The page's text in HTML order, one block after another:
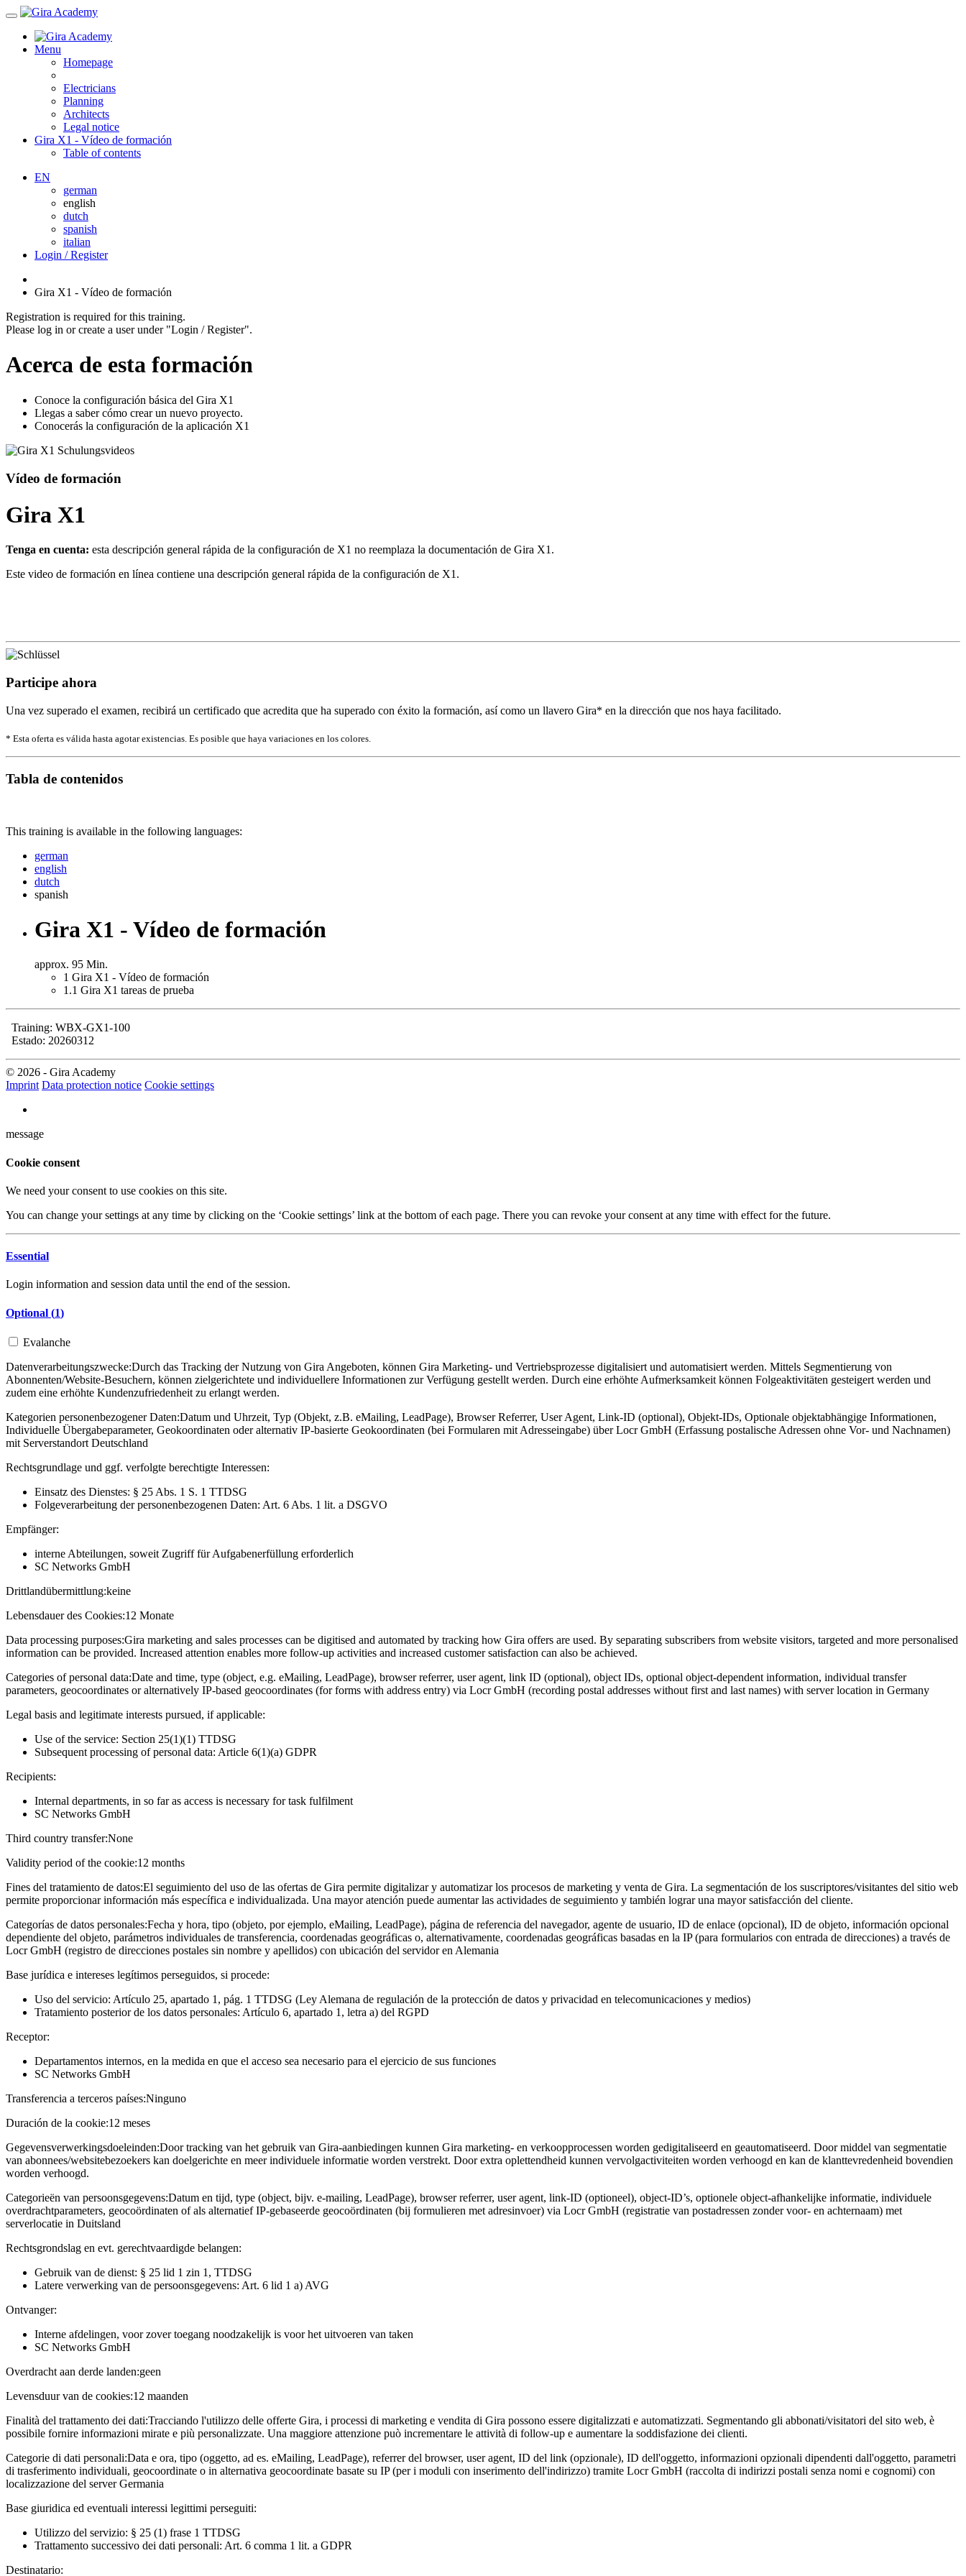
Menu
Homepage
Electricians
Planning
Architects
Legal notice
Gira X1 - Vídeo de formación
Table of contents
EN
german
english
dutch
spanish
italian
Login / Register
Gira X1 - Vídeo de formación
Registration is required for this training.
Please log in or create a user under "Login / Register".
Acerca de esta formación
Conoce la configuración básica del Gira X1
Llegas a saber cómo crear un nuevo proyecto.
Conocerás la configuración de la aplicación X1
Vídeo de formación
Gira X1
Tenga en cuenta: esta descripción general rápida de la configuración de X1 no reemplaza la documentación de Gira X1.
Este video de formación en línea contiene una descripción general rápida de la configuración de X1.
Participe ahora
Una vez superado el examen, recibirá un certificado que acredita que ha superado con éxito la formación, así como un llavero Gira* en la dirección que nos haya facilitado.
* Esta oferta es válida hasta agotar existencias. Es posible que haya variaciones en los colores.
Tabla de contenidos
This training is available in the following languages:
german
english
dutch
spanish
Gira X1 - Vídeo de formación
approx. 95 Min.
1 Gira X1 - Vídeo de formación
1.1 Gira X1 tareas de prueba
Training: WBX-GX1-100
Estado: 20260312
© 2026 - Gira Academy
Imprint Data protection notice Cookie settings
message
Cookie consent
We need your consent to use cookies on this site.
You can change your settings at any time by clicking on the ‘Cookie settings’ link at the bottom of each page. There you can revoke your consent at any time with effect for the future.
Essential
Login information and session data until the end of the session.
Optional (1)
Evalanche
Datenverarbeitungszwecke:Durch das Tracking der Nutzung von Gira Angeboten, können Gira Marketing- und Vertriebsprozesse digitalisiert und automatisiert werden. Mittels Segmentierung von
Abonnenten/Website-Besuchern, können zielgerichtete und individuellere Informationen zur Verfügung gestellt werden. Durch eine erhöhte Aufmerksamkeit können Folgeaktivitäten gesteigert werden und
zudem eine erhöhte Kundenzufriedenheit zu erlangt werden.
Kategorien personenbezogener Daten:Datum und Uhrzeit, Typ (Objekt, z.B. eMailing, LeadPage), Browser Referrer, User Agent, Link-ID (optional), Objekt-IDs, Optionale objektabhängige Informationen,
Individuelle Übergabeparameter, Geokoordinaten oder alternativ IP-basierte Geokoordinaten (bei Formularen mit Adresseingabe) über Locr GmbH (Erfassung postalische Adressen ohne Vor- und Nachnamen)
mit Serverstandort Deutschland
Rechtsgrundlage und ggf. verfolgte berechtigte Interessen:
Einsatz des Dienstes: § 25 Abs. 1 S. 1 TTDSG
Folgeverarbeitung der personenbezogenen Daten: Art. 6 Abs. 1 lit. a DSGVO
Empfänger:
interne Abteilungen, soweit Zugriff für Aufgabenerfüllung erforderlich
SC Networks GmbH
Drittlandübermittlung:keine
Lebensdauer des Cookies:12 Monate
Data processing purposes:Gira marketing and sales processes can be digitised and automated by tracking how Gira offers are used. By separating subscribers from website visitors, targeted and more personalised
information can be provided. Increased attention enables more follow-up activities and increased customer satisfaction can also be achieved.
Categories of personal data:Date and time, type (object, e.g. eMailing, LeadPage), browser referrer, user agent, link ID (optional), object IDs, optional object-dependent information, individual transfer
parameters, geocoordinates or alternatively IP-based geocoordinates (for forms with address entry) via Locr GmbH (recording postal addresses without first and last names) with server location in Germany
Legal basis and legitimate interests pursued, if applicable:
Use of the service: Section 25(1)(1) TTDSG
Subsequent processing of personal data: Article 6(1)(a) GDPR
Recipients:
Internal departments, in so far as access is necessary for task fulfilment
SC Networks GmbH
Third country transfer:None
Validity period of the cookie:12 months
Fines del tratamiento de datos:El seguimiento del uso de las ofertas de Gira permite digitalizar y automatizar los procesos de marketing y venta de Gira. La segmentación de los suscriptores/visitantes del sitio web
permite proporcionar información más específica e individualizada. Una mayor atención puede aumentar las actividades de seguimiento y también lograr una mayor satisfacción del cliente.
Categorías de datos personales:Fecha y hora, tipo (objeto, por ejemplo, eMailing, LeadPage), página de referencia del navegador, agente de usuario, ID de enlace (opcional), ID de objeto, información opcional
dependiente del objeto, parámetros individuales de transferencia, coordenadas geográficas o, alternativamente, coordenadas geográficas basadas en la IP (para formularios con entrada de direcciones) a través de
Locr GmbH (registro de direcciones postales sin nombre y apellidos) con ubicación del servidor en Alemania
Base jurídica e intereses legítimos perseguidos, si procede:
Uso del servicio: Artículo 25, apartado 1, pág. 1 TTDSG (Ley Alemana de regulación de la protección de datos y privacidad en telecomunicaciones y medios)
Tratamiento posterior de los datos personales: Artículo 6, apartado 1, letra a) del RGPD
Receptor:
Departamentos internos, en la medida en que el acceso sea necesario para el ejercicio de sus funciones
SC Networks GmbH
Transferencia a terceros países:Ninguno
Duración de la cookie:12 meses
Gegevensverwerkingsdoeleinden:Door tracking van het gebruik van Gira-aanbiedingen kunnen Gira marketing- en verkoopprocessen worden gedigitaliseerd en geautomatiseerd. Door middel van segmentatie
van abonnees/websitebezoekers kan doelgerichte en meer individuele informatie worden verstrekt. Door extra oplettendheid kunnen vervolgactiviteiten worden verhoogd en kan de klanttevredenheid bovendien
worden verhoogd.
Categorieën van persoonsgegevens:Datum en tijd, type (object, bijv. e-mailing, LeadPage), browser referrer, user agent, link-ID (optioneel), object-ID’s, optionele object-afhankelijke informatie, individuele
overdrachtparameters, geocoördinaten of als alternatief IP-gebaseerde geocoördinaten (bij formulieren met adresinvoer) via Locr GmbH (registratie van postadressen zonder voor- en achternaam) met
serverlocatie in Duitsland
Rechtsgrondslag en evt. gerechtvaardigde belangen:
Gebruik van de dienst: § 25 lid 1 zin 1, TTDSG
Latere verwerking van de persoonsgegevens: Art. 6 lid 1 a) AVG
Ontvanger:
Interne afdelingen, voor zover toegang noodzakelijk is voor het uitvoeren van taken
SC Networks GmbH
Overdracht aan derde landen:geen
Levensduur van de cookies:12 maanden
Finalità del trattamento dei dati:Tracciando l'utilizzo delle offerte Gira, i processi di marketing e vendita di Gira possono essere digitalizzati e automatizzati. Segmentando gli abbonati/visitatori del sito web, è
possibile fornire informazioni mirate e più personalizzate. Una maggiore attenzione può incrementare le attività di follow-up e aumentare la soddisfazione dei clienti.
Categorie di dati personali:Data e ora, tipo (oggetto, ad es. eMailing, LeadPage), referrer del browser, user agent, ID del link (opzionale), ID dell'oggetto, informazioni opzionali dipendenti dall'oggetto, parametri
di trasferimento individuali, geocoordinate o in alternativa geocoordinate basate su IP (per i moduli con inserimento dell'indirizzo) tramite Locr GmbH (raccolta di indirizzi postali senza nomi e cognomi) con
localizzazione del server Germania
Base giuridica ed eventuali interessi legittimi perseguiti:
Utilizzo del servizio: § 25 (1) frase 1 TTDSG
Trattamento successivo dei dati personali: Art. 6 comma 1 lit. a GDPR
Destinatario: